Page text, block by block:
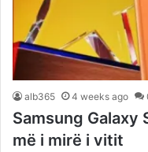
alb365 4 weeks ago
Samsung
më i mirë i vitit